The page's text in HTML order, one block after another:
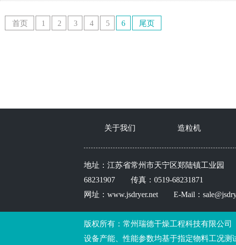
首页 1 2 3 4 5 6 尾页
关于我们 造粒机
地址：江苏省常州市天宁区郑陆镇工业
68231907 传真：0519-68231871
网址：www.jsdryer.net E-Mail：
版权所有：常州瑞德干燥工程科技有限公司
设备产能、性能参数均基于指定物料工况